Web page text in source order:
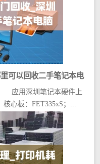
可以回收二手笔记本电
应用深圳笔记本硬件上
心板：FET335xS；...